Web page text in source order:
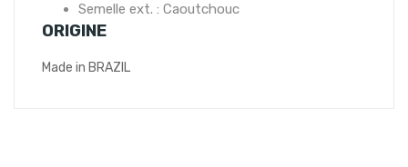
Semelle ext. : Caoutchouc
ORIGINE
Made in BRAZIL